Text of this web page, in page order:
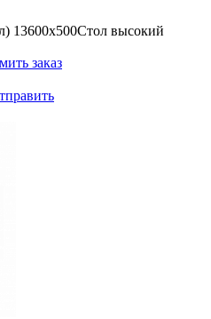
13600х500Стол высокий
заказ